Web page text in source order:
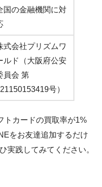
国の金融機関に対
式会社プリズムワ
ルド（大阪府公安
員会 第
号）
トカードの買取率が1%
をお友達追加するだけ
実践してみてください。